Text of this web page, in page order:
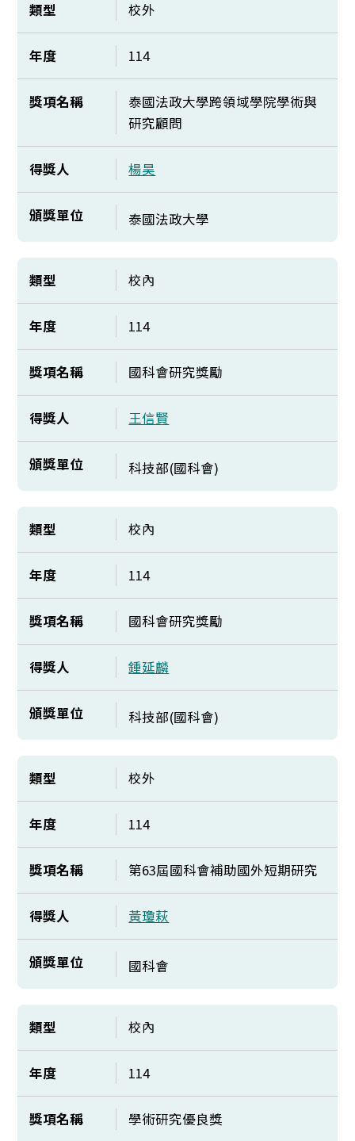
類型 校外
年度 114
獎項名稱
泰國法政大學跨領域學院學術與
研究顧問
得獎人 楊昊
頒獎單位 泰國法政大學
類型 校內
年度 114
獎項名稱 國科會研究獎勵
得獎人 王信賢
頒獎單位 科技部(國科會)
類型 校內
年度 114
獎項名稱 國科會研究獎勵
得獎人 鍾延麟
頒獎單位 科技部(國科會)
類型 校外
年度 114
獎項名稱 第63屆國科會補助國外短期研究
得獎人 黃瓊萩
頒獎單位 國科會
類型 校內
年度 114
獎項名稱 學術研究優良獎